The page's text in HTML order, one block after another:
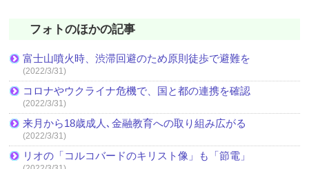
フォトのほかの記事
富士山噴火時、渋滞回避のため原則徒歩で避難を
(2022/3/31)
コロナやウクライナ危機で、国と都の連携を確認
(2022/3/31)
来月から18歳成人､金融教育への取り組み広がる
(2022/3/31)
リオの「コルコバードのキリスト像」も「節電」